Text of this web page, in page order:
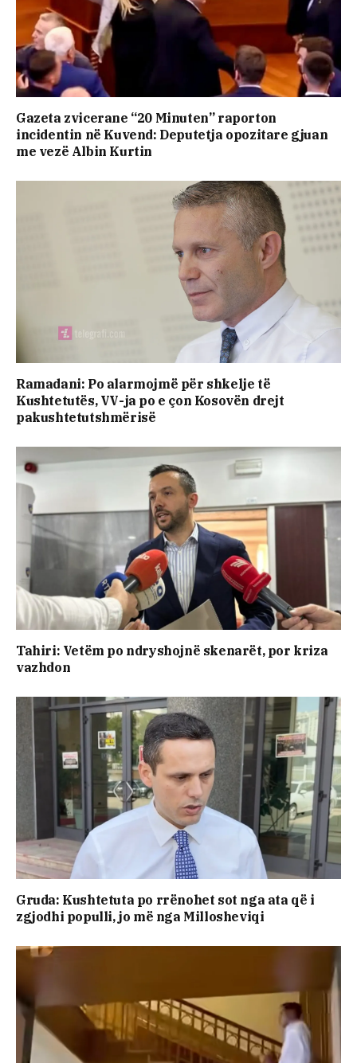
Gazeta zvicerane “20 Minuten” raporton
incidentin në Kuvend: Deputetja opozitare gjuan
me vezë Albin Kurtin
Ramadani: Po alarmojmë për shkelje të
Kushtetutës, VV-ja po e çon Kosovën drejt
pakushtetutshmërisë
Tahiri: Vetëm po ndryshojnë skenarët, por kriza
vazhdon
Gruda: Kushtetuta po rrënohet sot nga ata që i
zgjodhi populli, jo më nga Millosheviqi